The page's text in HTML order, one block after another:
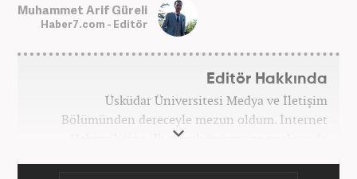
Muhammet Arif Güreli
Haber7.com - Editör
Editör Hakkında
Üsküdar Üniversitesi Medya ve İletişim
Bölümünden dereceyle mezun oldum. İnternet
Haberciliğine ilk olarak üniversite sıralarında